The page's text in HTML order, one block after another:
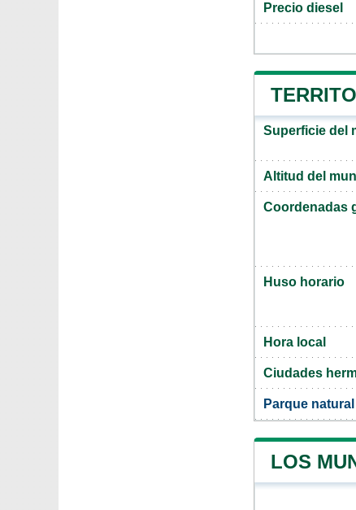
Precio diesel
Superficie del
Altitud del
Coordenadas
Huso horario
Hora local
Ciudades
Parque natural
LOS